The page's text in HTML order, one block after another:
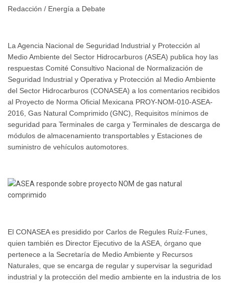
Redacción / Energía a Debate
La Agencia Nacional de Seguridad Industrial y Protección al
Medio Ambiente del Sector Hidrocarburos (ASEA) publica hoy las
respuestas Comité Consultivo Nacional de Normalización de
Seguridad Industrial y Operativa y Protección al Medio Ambiente
del Sector Hidrocarburos (CONASEA) a los comentarios recibidos
al Proyecto de Norma Oficial Mexicana PROY-NOM-010-ASEA-
2016, Gas Natural Comprimido (GNC), Requisitos mínimos de
seguridad para Terminales de carga y Terminales de descarga de
módulos de almacenamiento transportables y Estaciones de
suministro de vehículos automotores.
El CONASEA es presidido por Carlos de Regules Ruíz-Funes,
quien también es Director Ejecutivo de la ASEA, órgano que
pertenece a la Secretaría de Medio Ambiente y Recursos
Naturales, que se encarga de regular y supervisar la seguridad
industrial y la protección del medio ambiente en la industria de los